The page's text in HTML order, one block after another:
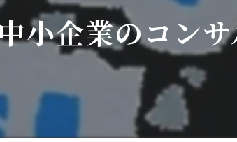
小企業のコン